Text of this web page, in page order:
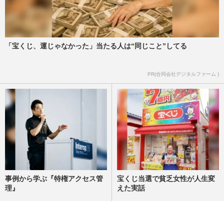
ポケモン、30周年記念グッズの後出し“受
注生産”を発表「転売ヤーさよなら」転売
撲滅の“切り札”投入に歓…
週刊女性PRIME 2026/7/30
『トイ・ストーリー5』が『ズートピア2』
『国宝』に続く200億円超…
2026/7/25
「宝くじ、運じゃなかった」当たる人は“同じこと”してる
PR(合同会社デジタルファーム )
事例から学ぶ『特権アクセス管
理』
宝くじ当選で貧乏女性が人生変
えた実話